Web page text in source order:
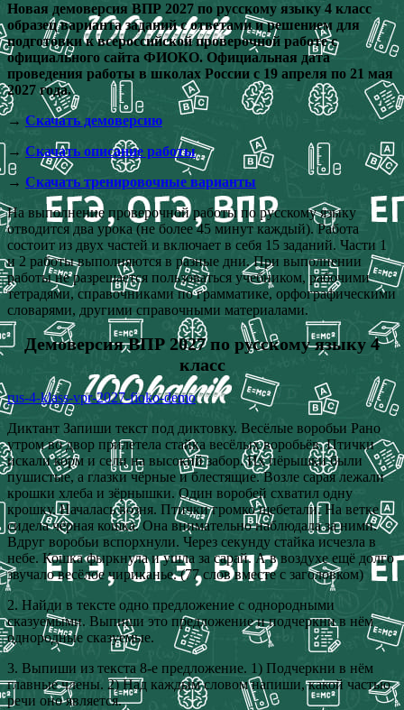
Новая демоверсия ВПР 2027 по русскому языку 4 класс
образец варианта заданий с ответами и решением для
подготовки к всероссийской проверочной работе с
официального сайта ФИОКО. Официальная дата
проведения работы в школах России с 19 апреля по 21 мая
2027 года.
→ Скачать демоверсию
→ Скачать описание работы
→ Скачать тренировочные варианты
На выполнение проверочной работы по русскому языку
отводится два урока (не более 45 минут каждый). Работа
состоит из двух частей и включает в себя 15 заданий. Части 1
и 2 работы выполняются в разные дни. При выполнении
работы не разрешается пользоваться учебником, рабочими
тетрадями, справочниками по грамматике, орфографическими
словарями, другими справочными материалами.
Демоверсия ВПР 2027 по русскому языку 4
класс
rus-4-klass-vpr-2027-fioko-demo
Диктант Запиши текст под диктовку. Весёлые воробьи Рано
утром во двор прилетела стайка весёлых воробьёв. Птички
искали корм и сели на высокий забор. Их пёрышки были
пушистые, а глазки чёрные и блестящие. Возле сарая лежали
крошки хлеба и зёрнышки. Один воробей схватил одну
крошку. Началась возня. Птички громко щебетали. На ветке
сидела чёрная кошка. Она внимательно наблюдала за ними.
Вдруг воробьи вспорхнули. Через секунду стайка исчезла в
небе. Кошка фыркнула и ушла за сарай. А в воздухе ещё долго
звучало весёлое чириканье. (77 слов вместе с заголовком)
2. Найди в тексте одно предложение с однородными
сказуемыми. Выпиши это предложение и подчеркни в нём
однородные сказуемые.
3. Выпиши из текста 8-е предложение. 1) Подчеркни в нём
главные члены. 2) Над каждым словом напиши, какой частью
речи оно является.